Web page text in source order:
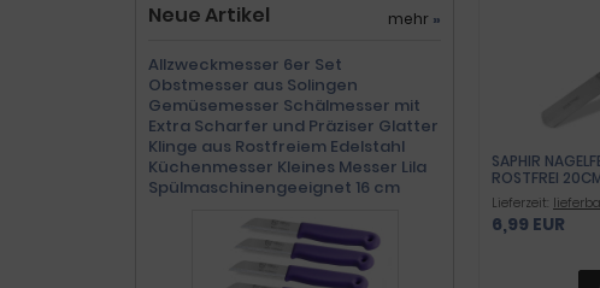
SAPHIR
ROSTFREI
Lieferzeit:
6,99 EUR
Neue Artikel mehr »
Allzweckmesser 6er Set
Obstmesser aus Solingen
Gemüsemesser Schälmesser mit
Extra Scharfer und Präziser Glatter
Klinge aus Rostfreiem Edelstahl
Küchenmesser Kleines Messer Lila
Spülmaschinengeeignet 16 cm